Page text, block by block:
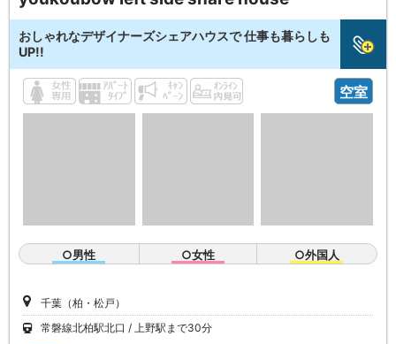
おしゃれなデザイナーズシェアハウスで 仕事も暮らしも
UP!!
空室
○男性 ○女性 ○外国人
千葉（柏・松戸）
常磐線北柏駅北口
上野駅まで30分